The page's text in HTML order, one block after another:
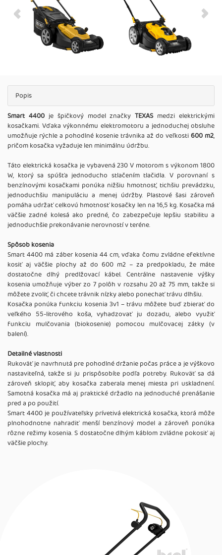
Popis
Smart 4400je špičkový model značkyTEXASmedzi elektrickými
kosačkami. Vďaka výkonnému elektromotoru a jednoduchej obsluhe
umožňuje rýchle a pohodlné kosenie trávnika až do veľkosti600 m2,
pričom kosačka vyžaduje len minimálnu údržbu.
Táto elektrická kosačka je vybavená 230 V motorom s výkonom 1800
W, ktorý sa spúšťa jednoducho stlačením tlačidla. V porovnaní s
benzínovými kosačkami ponúka nižšiu hmotnosť, tichšiu prevádzku,
jednoduchšiu manipuláciu a menej údržby. Plastové šasi zároveň
pomáha udržať celkovú hmotnosť kosačky len na 16,5 kg. Kosačka má
väčšie zadné kolesá ako predné, čo zabezpečuje lepšiu stabilitu a
jednoduchšie prekonávanie nerovností v teréne.
Spôsob kosenia
Smart 4400 má záber kosenia 44 cm, vďaka čomu zvládne efektívne
kosiť aj väčšie plochy až do 600 m2 – za predpokladu, že máte
dostatočne dlhý predlžovací kábel. Centrálne nastavenie výšky
kosenia umožňuje výber zo 7 polôh v rozsahu 20 až 75 mm, takže si
môžete zvoliť, či chcete trávnik nízky alebo ponechať trávu dlhšiu.
Kosačka ponúka funkciu kosenia 3v1 – trávu môžete buď zbierať do
veľkého 55-litrového koša, vyhadzovať ju dozadu, alebo využiť
funkciu mulčovania (biokosenie) pomocou mulčovacej zátky (v
balení).
Detailné vlastnosti
Rukoväť je navrhnutá pre pohodlné držanie počas práce a je výškovo
nastaviteľná, takže si ju prispôsobíte podľa potreby. Rukoväť sa dá
zároveň sklopiť, aby kosačka zaberala menej miesta pri uskladnení.
Samotná kosačka má aj praktické držadlo na jednoduché prenášanie
pred a po použití.
Smart 4400 je používateľsky prívetivá elektrická kosačka, ktorá môže
plnohodnotne nahradiť menší benzínový model a zároveň ponúka
rôzne režimy kosenia. S dostatočne dlhým káblom zvládne pokosiť aj
väčšie plochy.